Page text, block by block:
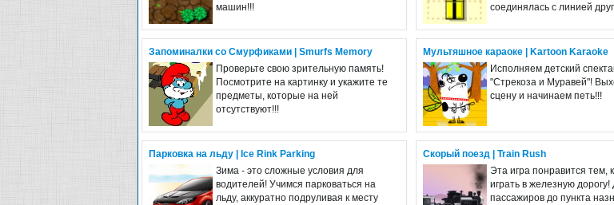
машин!!!
соединялась с линией
Запоминалки со Смурфиками | Smurfs Memory
Проверьте свою зрительную память!
Посмотрите на картинку и укажите те
предметы, которые на ней
отсутствуют!!!
Мультяшное караоке | Kartoon Karaoke
Исполняем детский
"Стрекоза и Муравей"!
сцену и начинаем петь!!!
Парковка на льду | Ice Rink Parking
Зима - это сложные условия для
водителей! Учимся парковаться на
льду, аккуратно подруливая к месту
Скорый поезд | Train Rush
Эта игра понравится тем,
играть в железную дорогу!
пассажиров до пункта